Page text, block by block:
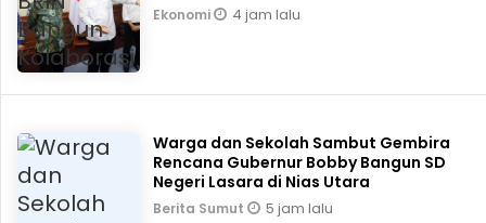
Ekonomi 4 jam lalu
Warga dan Sekolah Sambut Gembira
Rencana Gubernur Bobby Bangun SD
Negeri Lasara di Nias Utara
Berita Sumut 5 jam lalu